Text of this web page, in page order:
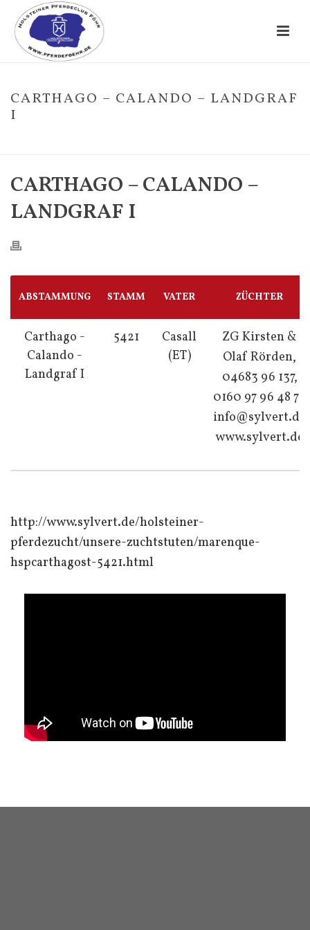
CARTHAGO – CALANDO – LANDGRAF
I
CARTHAGO – CALANDO –
LANDGRAF I
ABSTAMMUNG STAMM VATER ZÜCHTER
Carthago -
Calando -
Landgraf I
5421
Casall
(ET)
ZG Kirsten &
Olaf Rörden,
04683 96 137,
0160 97 96 48 76
info@sylvert.de
www.sylvert.de
http://www.sylvert.de/holsteiner-
pferdezucht/unsere-zuchtstuten/marenque-
hspcarthagost-5421.html